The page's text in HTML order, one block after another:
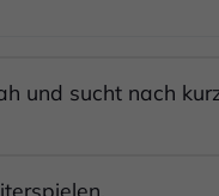
und sucht nach